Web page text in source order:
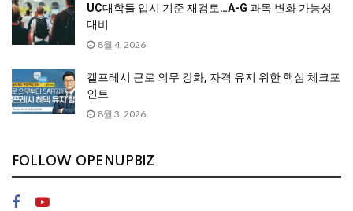
UC대학들 입시 기준 재검토…A-G 과목 변화 가능성
대비
8월 4, 2026
캘프레시 근로 의무 강화, 자격 유지 위한 핵심 체크포
인트
8월 3, 2026
FOLLOW OPENUPBIZ